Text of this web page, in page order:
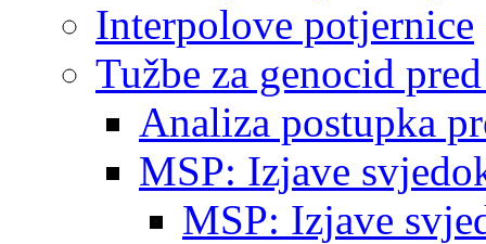
Interpolove potjernice
Tužbe za genocid
Analiza postupka
MSP: Izjave
MSP: Izjave